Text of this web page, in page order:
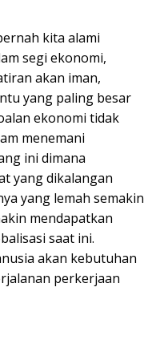
kita alami
segi ekonomi,
akan iman,
yang paling besar
ekonomi tidak
menemani
ini dimana
yang dikalangan
yang lemah semakin
mendapatkan
saat ini.
akan kebutuhan
perkerjaan